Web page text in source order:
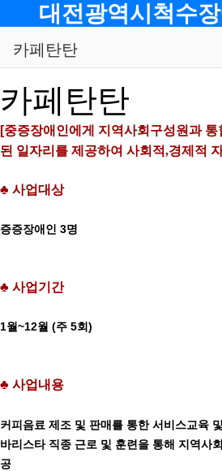
메뉴
대전광역시척수
카페탄탄
카페탄탄
[중증장애인에게 지역사회구성원과
된 일자리를 제공하여 사회적,경제적
♣ 사업대상
증증장애인 3명
♣ 사업기간
1월~12월 (주 5회 )
♣ 사업내용
커피음료 제조 및 판매를 통한 서비스교육
바리스타 직종 근로 및 훈련을 통해 지역사
공